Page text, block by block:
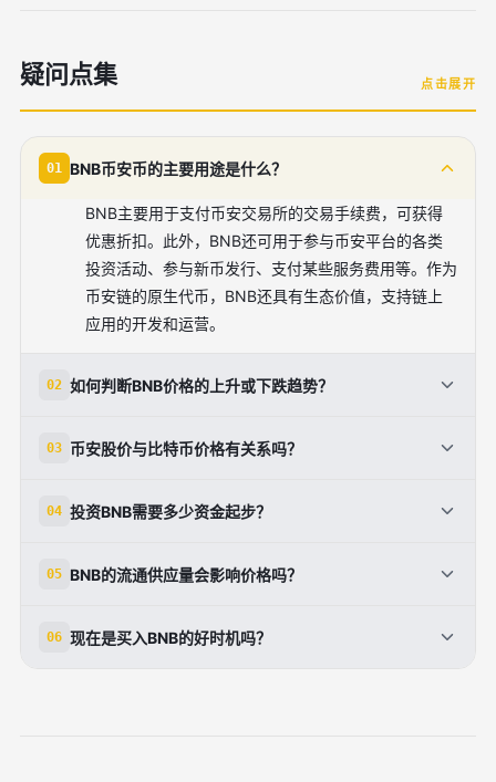
疑问点集 点击展开
01 BNB币安币的主要用途是什么？
BNB主要用于支付币安交易所的交易手续费，可获得
优惠折扣。此外，BNB还可用于参与币安平台的各类
投资活动、参与新币发行、支付某些服务费用等。作为
币安链的原生代币，BNB还具有生态价值，支持链上
应用的开发和运营。
02 如何判断BNB价格的上升或下跌趋势？
位或支撑位，以及双底、双顶等图表形态；基本面关注
加密货币市场的热度和资金流向。当前BNB已突破下
03 币安股价与比特币价格有关系吗？
的走势会受到比特币等主流币种的影响。当整个加密货
过BNB作为平台币，其独立性相对较强，交易所生态
04 投资BNB需要多少资金起步？
美元左右，投资者可以购买整数枚或小数位的币种。许
活参与，不一定非要买整数枚币种。
05 BNB的流通供应量会影响价格吗？
购销毁BNB来减少供应量，这种通货紧缩机制可能支
06 现在是买入BNB的好时机吗？